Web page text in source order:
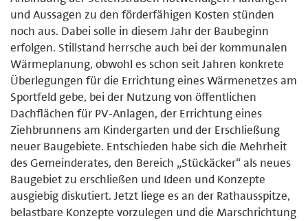
und Aussagen zu den förderfähigen Kosten stünden
noch aus. Dabei solle in diesem Jahr der Baubeginn
erfolgen. Stillstand herrsche auch bei der kommunalen
Wärmeplanung, obwohl es schon seit Jahren konkrete
Überlegungen für die Errichtung eines Wärmenetzes am
Sportfeld gebe, bei der Nutzung von öffentlichen
Dachflächen für PV-Anlagen, der Errichtung eines
Ziehbrunnens am Kindergarten und der Erschließung
neuer Baugebiete. Entschieden habe sich die Mehrheit
des Gemeinderates, den Bereich „Stückäcker“ als neues
Baugebiet zu erschließen und Ideen und Konzepte
ausgiebig diskutiert. Jetzt liege es an der Rathausspitze,
belastbare Konzepte vorzulegen und die Marschrichtung